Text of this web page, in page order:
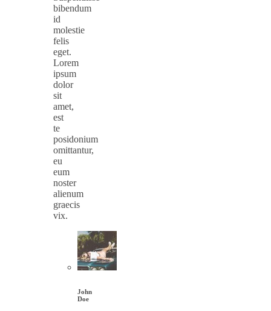
bibendum
id
molestie
felis
eget.
Lorem
ipsum
dolor
sit
amet,
est
te
posidonium
omittantur,
eu
eum
noster
alienum
graecis
vix.
John
Doe